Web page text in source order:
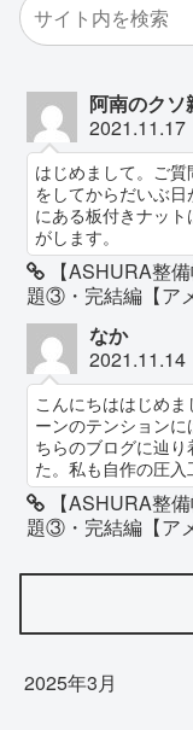
阿南のクソ
2021.11.17
はじめまして。ご
をしてからだいぶ
にある板付きナッ
がします。
【ASHURA整
題③・完結編【ア
なか
2021.11.14
こんにちははじめ
ーンのテンション
ちらのブログに辿
た。私も自作の圧
【ASHURA整
題③・完結編【ア
2025年3月